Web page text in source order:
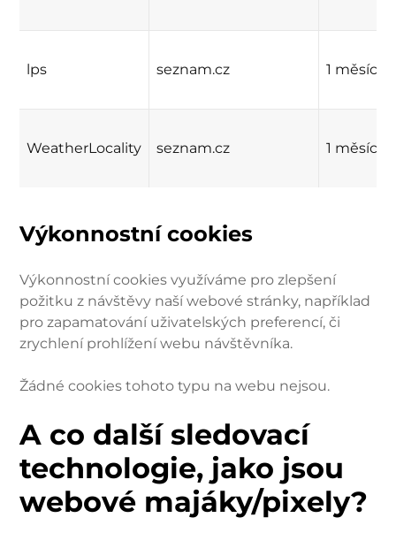
lps seznam.cz 1 měsíc
WeatherLocality seznam.cz 1 měsíc
Výkonnostní cookies
Výkonnostní cookies využíváme pro zlepšení
požitku z návštěvy naší webové stránky, například
pro zapamatování uživatelských preferencí, či
zrychlení prohlížení webu návštěvníka.
Žádné cookies tohoto typu na webu nejsou.
A co další sledovací
technologie, jako jsou
webové majáky/pixely?